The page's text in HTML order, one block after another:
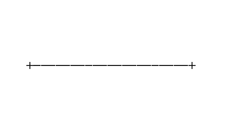
╋━━━━━━━━━━━━━━━━━━━━━╋